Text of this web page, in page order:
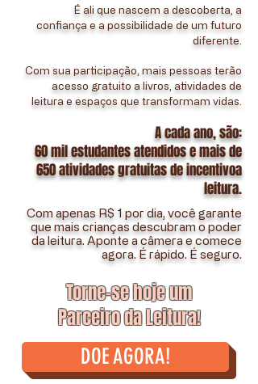
É ali que nascem a descoberta, a
confiança e a possibilidade de um futuro
diferente.
Com sua participação, mais pessoas terão
acesso gratuito a livros, atividades de
leitura e espaços que transformam vidas.
A cada ano, são:
60 mil estudantes atendidos emais de
650 atividades gratuitas de incentivoa
leitura.
Com apenas R$ 1 por dia, você garante
que mais crianças descubram o poder
da leitura. Aponte a câmera e comece
agora. É rápido. É seguro.
Torne-se hoje um
Parceiro da Leitura!
DOE AGORA!